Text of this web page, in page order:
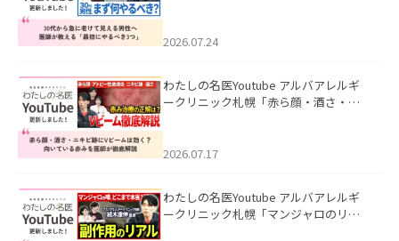
た。
2026.07.24
わたしの名医Youtube アルバアレルギ
ークリニック札幌「赤ら顔・酒さ・ニ
した。
2026.07.17
わたしの名医Youtube アルバアレルギ
ークリニック札幌「マンジャロのリア